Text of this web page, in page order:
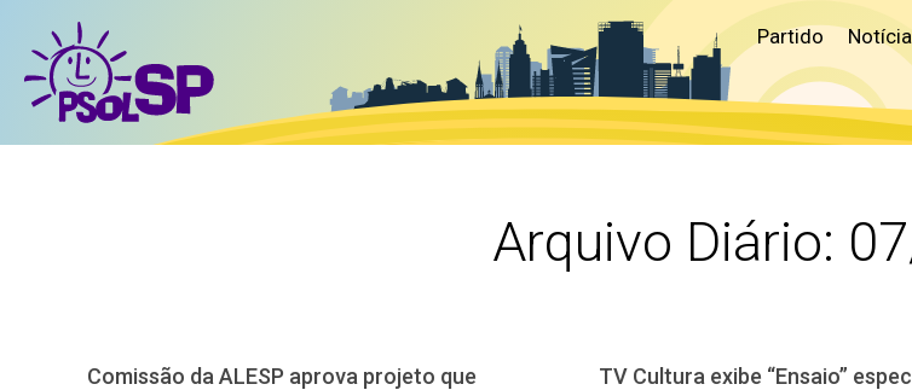
Partido
Arquivo Diário:
Comissão da ALESP aprova projeto que
TV Cultura exibe “Ensaio”